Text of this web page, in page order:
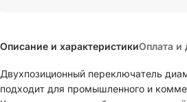
Описание и характеристикиОплата и
Двухпозиционный переключатель
подходит для промышленного и